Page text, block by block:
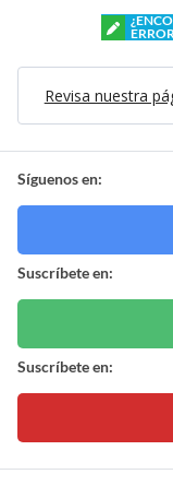
Revisa nuestra
Síguenos en:
Suscríbete en:
Suscríbete en: